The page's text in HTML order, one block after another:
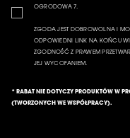
OGRODOWA 7.
ZGODA JEST DOBROWOLNA I
ODPOWIEDNI LINK NA KOŃCU
ZGODNOŚĆ Z PRAWEM
JEJ WYCOFANIEM.
* RABAT NIE DOTYCZY PRODUKTÓW W
(TWORZONYCH WE WSPÓŁPRACY).